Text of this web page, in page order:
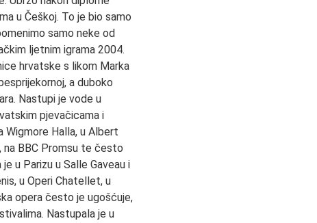
u Češkoj. To je bio samo
samo neke od
ljetnim igrama 2004.
hrvatske s likom Marka
a duboko
Nastupi je vode u
pjevačicama i
Wigmore Halla, u Albert
na BBC Promsu te često
u Parizu u Salle Gaveau i
u Operi Chatellet, u
opera često je ugošćuje,
Nastupala je u